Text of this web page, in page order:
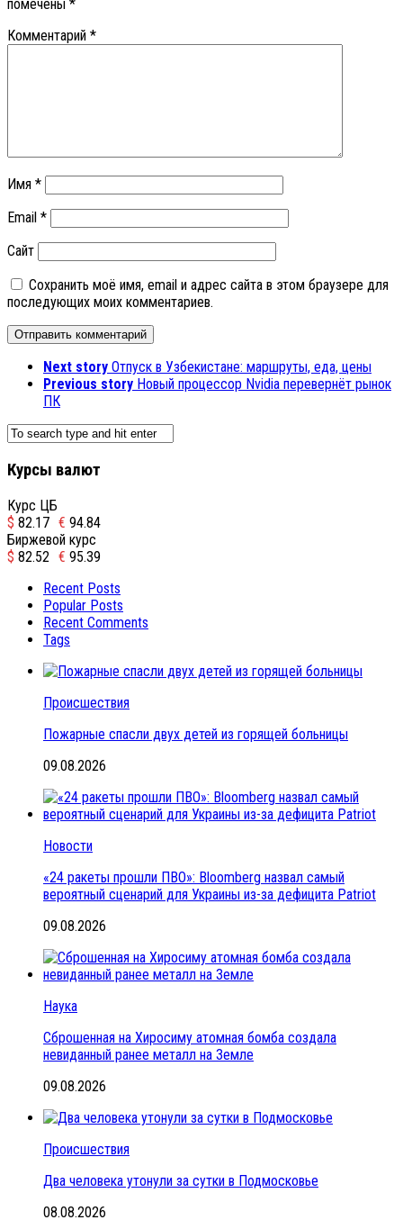
помечены *
Комментарий *
Имя *
Email *
Сайт
Сохранить моё имя, email и адрес сайта в этом браузере для
последующих моих комментариев.
Next story Отпуск в Узбекистане: маршруты, еда, цены
Previous story Новый процессор Nvidia перевернёт рынок
ПК
Курсы валют
Курс ЦБ
$ 82.17 € 94.84
Биржевой курс
$ 82.52 € 95.39
Recent Posts
Popular Posts
Recent Comments
Tags
Происшествия
Пожарные спасли двух детей из горящей больницы
09.08.2026
Новости
«24 ракеты прошли ПВО»: Bloomberg назвал самый
вероятный сценарий для Украины из-за дефицита Patriot
09.08.2026
Наука
Сброшенная на Хиросиму атомная бомба создала
невиданный ранее металл на Земле
09.08.2026
Происшествия
Два человека утонули за сутки в Подмосковье
08.08.2026